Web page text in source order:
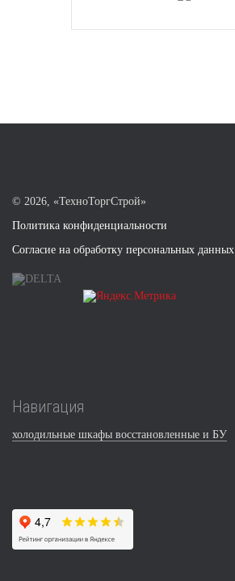
© 2026, «ТехноТоргСтрой»
Политика конфиденциальности
Согласие на обработку персональных данных
Навигация
холодильные шкафы восстановленные и БУ